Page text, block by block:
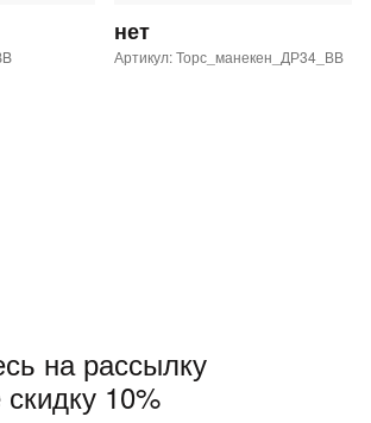
нет
Артикул: Торс_манекен_ДР34_ВВ
на рассылку
10%